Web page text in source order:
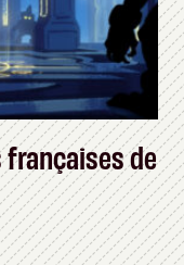
françaises de